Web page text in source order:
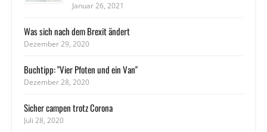
Januar 26, 2021
Was sich nach dem Brexit ändert
Dezember 29, 2020
Buchtipp: "Vier Pfoten und ein Van"
Dezember 28, 2020
Sicher campen trotz Corona
Juli 28, 2020